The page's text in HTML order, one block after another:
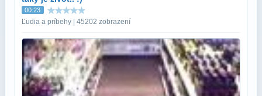
00:23
Ľudia a príbehy | 45202 zobrazení